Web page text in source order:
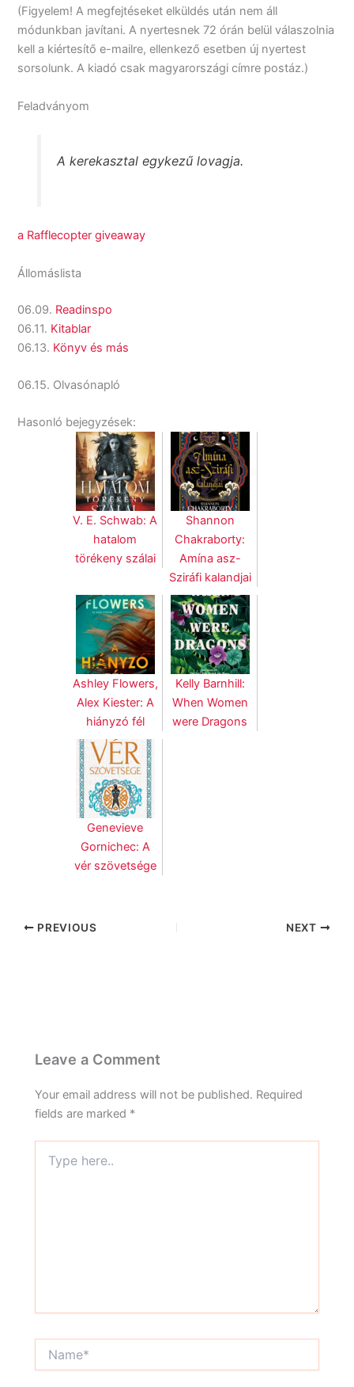
(Figyelem! A megfejtéseket elküldés után nem áll
módunkban javítani. A nyertesnek 72 órán belül válaszolnia
kell a kiértesítő e-mailre, ellenkező esetben új nyertest
sorsolunk. A kiadó csak magyarországi címre postáz.)
Feladványom
A kerekasztal egykezű lovagja.
a Rafflecopter giveaway
Állomáslista
06.09. Readinspo
06.11. Kitablar
06.13. Könyv és más
06.15. Olvasónapló
Hasonló bejegyzések:
V. E. Schwab: A
hatalom
törékeny szálai
Shannon
Chakraborty:
Amína ​asz-
Sziráfi kalandjai
Ashley Flowers,
Alex Kiester: A
hiányzó fél
Kelly Barnhill:
When Women
were Dragons
Genevieve
Gornichec: A
vér szövetsége
PREVIOUS NEXT
Leave a Comment
Your email address will not be published. Required
fields are marked *
here..